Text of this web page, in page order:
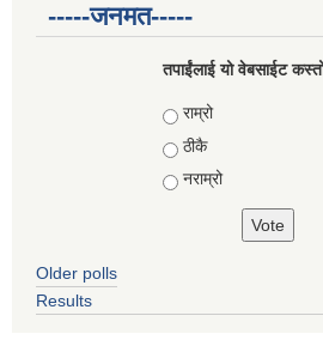
-----जनमत-----
तपाईंलाई यो वेबसाईट
Choices
राम्रो
ठीकै
नराम्रो
Older polls
Results